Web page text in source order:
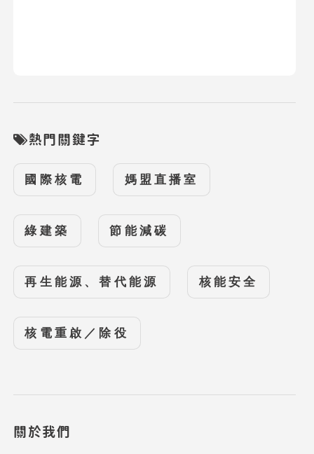
熱門關鍵字
國際核電 媽盟直播室
綠建築 節能減碳
再生能源、替代能源 核能安全
核電重啟／除役
關於我們